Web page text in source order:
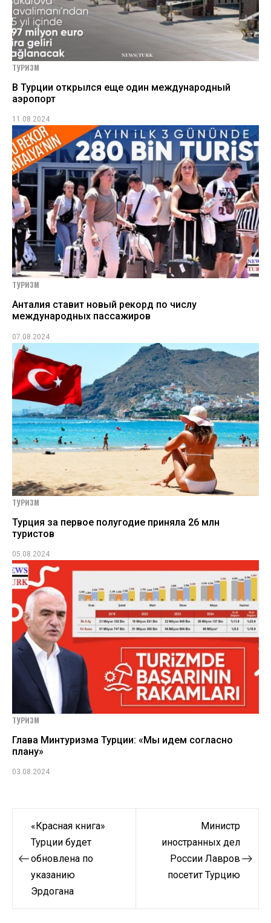
ТУРИЗМ
В Турции открылся еще один международный
аэропорт
11.08.2024
ТУРИЗМ
Анталия ставит новый рекорд по числу
международных пассажиров
07.08.2024
ТУРИЗМ
Турция за первое полугодие приняла 26 млн
туристов
05.08.2024
ТУРИЗМ
Глава Минтуризма Турции: «Мы идем согласно
плану»
03.08.2024
Навигация
записям
«Красная книга»
Турции будет
обновлена по
указанию
Эрдогана
Министр
иностранных дел
России Лавров
посетит Турцию